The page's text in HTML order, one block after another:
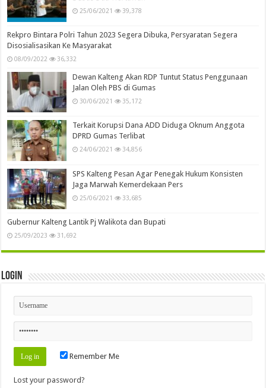
25/06/2021 39,378
Rekpro Bintara Polri Tahun 2023 Segera Dibuka, Persyaratan Segera
Disosialisasikan Ke Masyarakat
08/09/2022 36,332
Dewan Kalteng Akan RDP Tuntut Status Penggunaan
Jalan Oleh PBS di Gumas
30/06/2021 35,172
Terkait Korupsi Dana ADD Diduga Oknum Anggota
DPRD Gumas Terlibat
24/06/2021 34,856
SPS Kalteng Pesan Agar Penegak Hukum Konsisten
Jaga Marwah Kemerdekaan Pers
25/06/2021 33,685
Gubernur Kalteng Lantik Pj Walikota dan Bupati
25/09/2023 31,692
Login
Remember Me
Lost your password?